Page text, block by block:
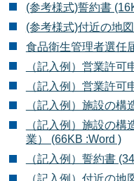
(参考様式)誓約書
(参考様式)付近の地
食品衛生管理者選任
（記入例）営業許
（記入例）営業許
（記入例）施設の
（記入例）施設の
業） (66KB :Word )
（記入例）誓約書